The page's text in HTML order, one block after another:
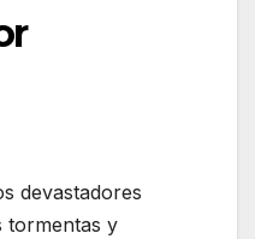
devastadores
tormentas y